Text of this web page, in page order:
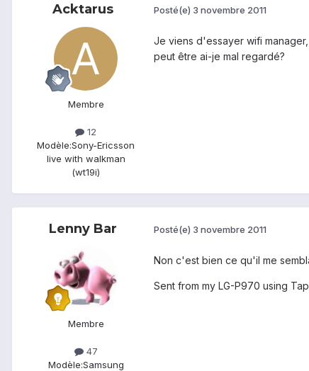
Acktarus
Membre
12
Modèle:Sony-Ericsson
live with walkman
(wt19i)
Posté(e) 3 novembre 2011
Je viens d'essayer wifi
peut être ai-je mal regardé?
Lenny Bar
Membre
47
Modèle:Samsung
Posté(e) 3 novembre 2011
Non c'est bien ce qu'il me
Sent from my LG-P970 using